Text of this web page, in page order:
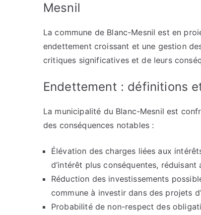
Mesnil
La commune de Blanc-Mesnil est en
endettement croissant et une gestion
critiques significatives et de leurs
Endettement : définitions
La municipalité du Blanc-Mesnil est
des conséquences notables :
Élévation des charges liées aux
d’intérêt plus conséquentes, réduisant
Réduction des investissements
commune à investir dans des projets
Probabilité de non-respect des